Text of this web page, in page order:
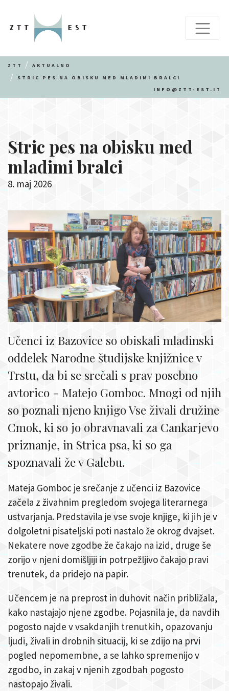
ZTT
AKTUALNO
STRIC PES NA OBISKU MED MLADIMI BRALCI
INFO@ZTT-EST.IT
Stric pes na obisku med
mladimi bralci
8. maj 2026
Učenci iz Bazovice so obiskali mladinski
oddelek Narodne študijske knjižnice v
Trstu, da bi se srečali s prav posebno
avtorico - Matejo Gomboc. Mnogi od njih
so poznali njeno knjigo Vse živali družine
Cmok, ki so jo obravnavali za Cankarjevo
priznanje, in Strica psa, ki so ga
spoznavali že v Galebu.
Mateja Gomboc je srečanje z učenci iz Bazovice
začela z živahnim pregledom svojega literarnega
ustvarjanja. Predstavila je vse svoje knjige, ki jih je v
dolgoletni pisateljski poti nastalo že okrog dvajset.
Nekatere nove zgodbe že čakajo na izid, druge še
zorijo v njeni domišljiji in potrpežljivo čakajo pravi
trenutek, da pridejo na papir.
Učencem je na preprost in duhovit način približala,
kako nastajajo njene zgodbe. Pojasnila je, da navdih
pogosto najde v vsakdanjih trenutkih, opazovanju
ljudi, živali in drobnih situacij, ki se zdijo na prvi
pogled nepomembne, a se lahko spremenijo v
zgodbo, in zakaj v njenih zgodbah pogosto
nastopajo živali.